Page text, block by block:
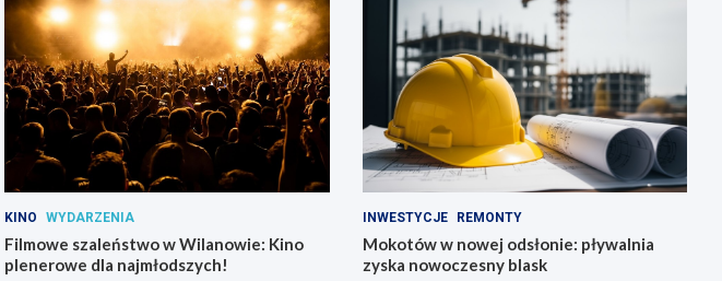
KINO WYDARZENIA
Filmowe szaleństwo w Wilanowie: Kino
plenerowe dla najmłodszych!
INWESTYCJE REMONTY
Mokotów w nowej odsłonie: pływalnia
zyska nowoczesny blask